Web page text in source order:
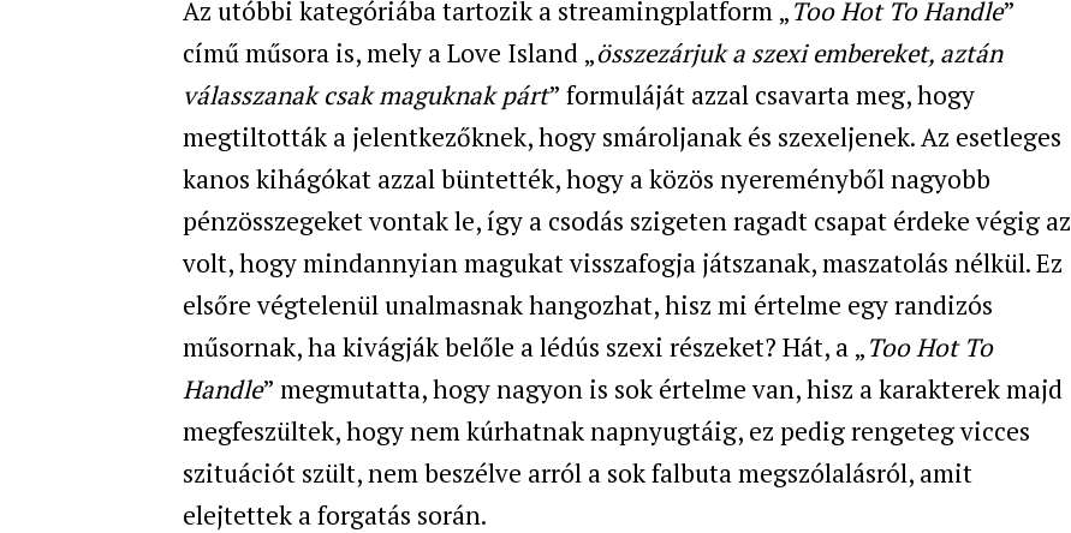
Az utóbbi kategóriába tartozik a streamingplatform „Too Hot To Handle”
című műsora is, mely a Love Island „összezárjuk a szexi embereket, aztán
válasszanak csak maguknak párt” formuláját azzal csavarta meg, hogy
megtiltották a jelentkezőknek, hogy smároljanak és szexeljenek. Az esetleges
kanos kihágókat azzal büntették, hogy a közös nyereményből nagyobb
pénzösszegeket vontak le, így a csodás szigeten ragadt csapat érdeke végig az
volt, hogy mindannyian magukat visszafogja játszanak, maszatolás nélkül. Ez
elsőre végtelenül unalmasnak hangozhat, hisz mi értelme egy randizós
műsornak, ha kivágják belőle a lédús szexi részeket? Hát, a „Too Hot To
Handle” megmutatta, hogy nagyon is sok értelme van, hisz a karakterek majd
megfeszültek, hogy nem kúrhatnak napnyugtáig, ez pedig rengeteg vicces
szituációt szült, nem beszélve arról a sok falbuta megszólalásról, amit
elejtettek a forgatás során.